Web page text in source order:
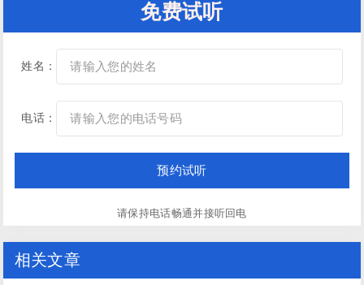
免费试听
姓名：
电话：
请保持电话畅通并接听回电
相关文章